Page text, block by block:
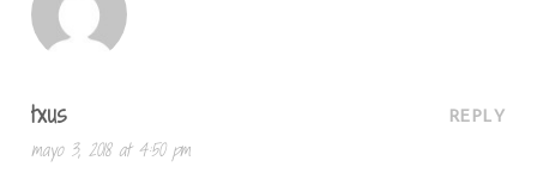
txus
mayo 3, 2018 at 4:50 pm
REPLY